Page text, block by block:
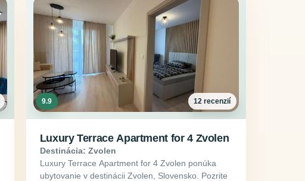
9.9 12 recenzií
Luxury Terrace Apartment for 4 Zvolen
Destinácia: Zvolen
Luxury Terrace Apartment for 4 Zvolen ponúka
ubytovanie v destinácii Zvolen, Slovensko. Pozrite